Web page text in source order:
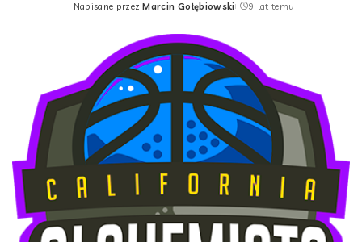
Posted
Napisane przez Marcin Gołębiowski 9 lat temu